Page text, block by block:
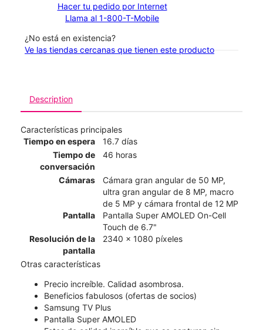
Hacer tu pedido por Internet
Llama al 1-800-T-Mobile
¿No está en existencia?
Ve las tiendas cercanas que tienen este producto
Description
Características principales
Tiempo en espera
16.7 días
Tiempo de
conversación
46 horas
Cámaras
Cámara gran angular de 50 MP,
ultra gran angular de 8 MP, macro
de 5 MP y cámara frontal de 12 MP
Pantalla
Pantalla Super AMOLED On-Cell
Touch de 6.7"
Resolución de la
pantalla
2340 x 1080 píxeles
Otras características
Precio increíble. Calidad asombrosa.
Beneficios fabulosos (ofertas de socios)
Samsung TV Plus
Pantalla Super AMOLED